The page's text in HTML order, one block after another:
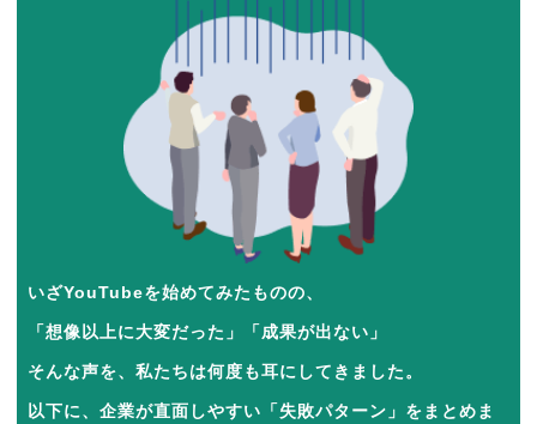
いざYouTubeを始めてみたものの、
「想像以上に大変だった」「成果が出ない」
そんな声を、私たちは何度も耳にしてきました。
以下に、企業が直面しやすい「失敗パターン」をまとめま